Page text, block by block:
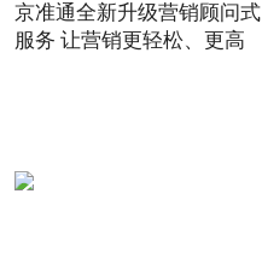
京准通全新升级营销顾问式
服务 让营销更轻松、更高